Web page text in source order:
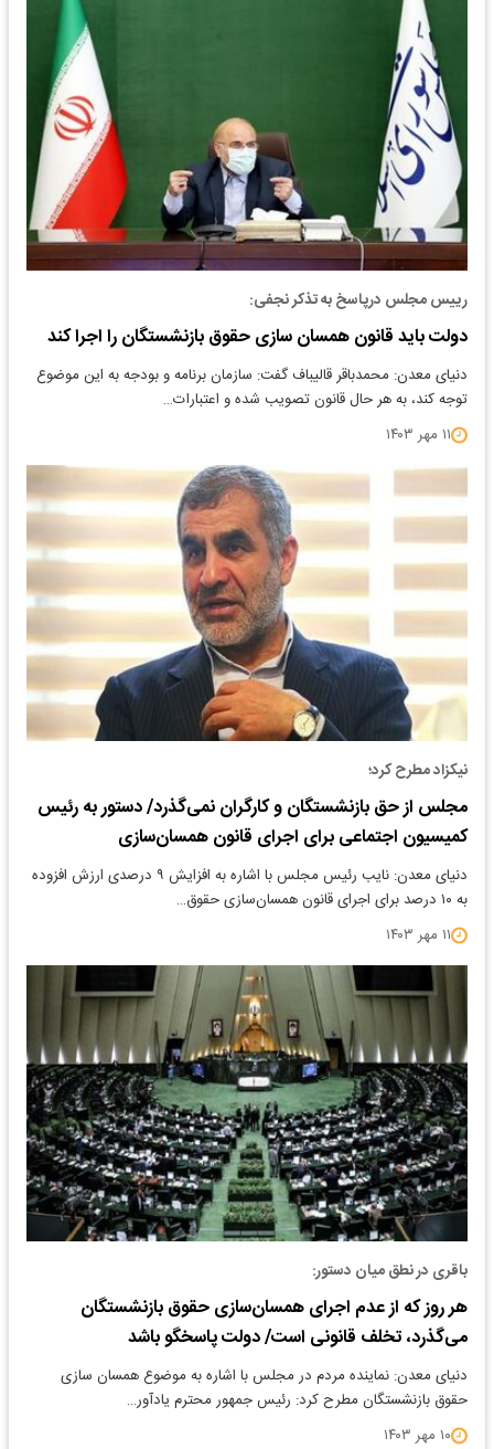
رییس مجلس درپاسخ به تذکر نجفی:
دولت باید قانون همسان سازی حقوق بازنشستگان را اجرا کند
دنیای معدن: محمدباقر قالیباف گفت: سازمان برنامه و بودجه به این موضوع
توجه کند، به هر حال قانون تصویب شده و اعتبارات…
۱۱ مهر ۱۴۰۳
نیکزاد مطرح کرد؛
مجلس از حق بازنشستگان و کارگران نمی‌گذرد/ دستور به رئیس
کمیسیون اجتماعی برای اجرای قانون همسان‌سازی
دنیای معدن: نایب رئیس مجلس با اشاره به افزایش ۹ درصدی ارزش افزوده
به ۱۰ درصد برای اجرای قانون همسان‌سازی حقوق…
۱۱ مهر ۱۴۰۳
باقری در نطق میان دستور:
هر روز که از عدم اجرای همسان‌سازی حقوق بازنشستگان
می‌گذرد، تخلف قانونی است/ دولت پاسخگو باشد
دنیای معدن: نماینده مردم در مجلس با اشاره به موضوع همسان سازی
حقوق بازنشستگان مطرح کرد: رئیس جمهور محترم یادآور…
۱۰ مهر ۱۴۰۳